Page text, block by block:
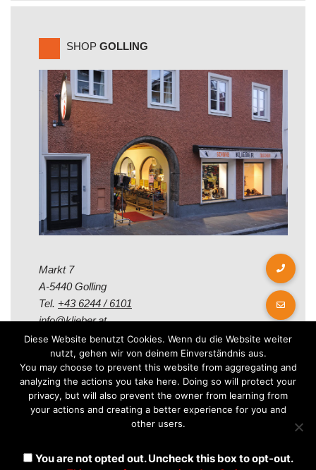
SHOP GOLLING
Markt 7
A-5440 Golling
Tel. +43 6244 / 6101
info@klieber.at
Öffungszeiten
Montag - Freitag:
08.00 - 12.00 Uhr
08.30 - 12.30 Uhr
Diese Website benutzt Cookies. Wenn du die Website weiter
nutzt, gehen wir von deinem Einverständnis aus.
You may choose to prevent this website from aggregating and
analyzing the actions you take here. Doing so will protect your
privacy, but will also prevent the owner from learning from
your actions and creating a better experience for you and
other users.
You are not opted out. Uncheck this box to opt-out.